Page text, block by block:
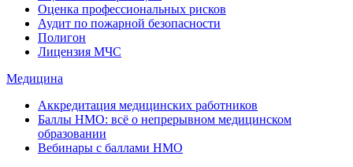
Оценка профессиональных рисков
Аудит по пожарной безопасности
Полигон
Лицензия МЧС
Медицина
Аккредитация медицинских работников
Баллы НМО: всё о непрерывном медицинском
образовании
Вебинары с баллами НМО